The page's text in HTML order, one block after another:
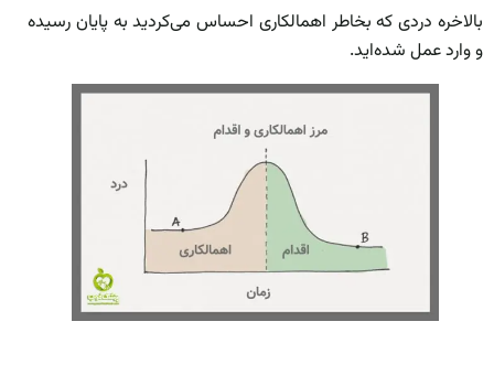
بالاخره دردی که بخاطر اهمالکاری احساس می‌کردید به پایان رسیده
و وارد عمل شده‌اید.